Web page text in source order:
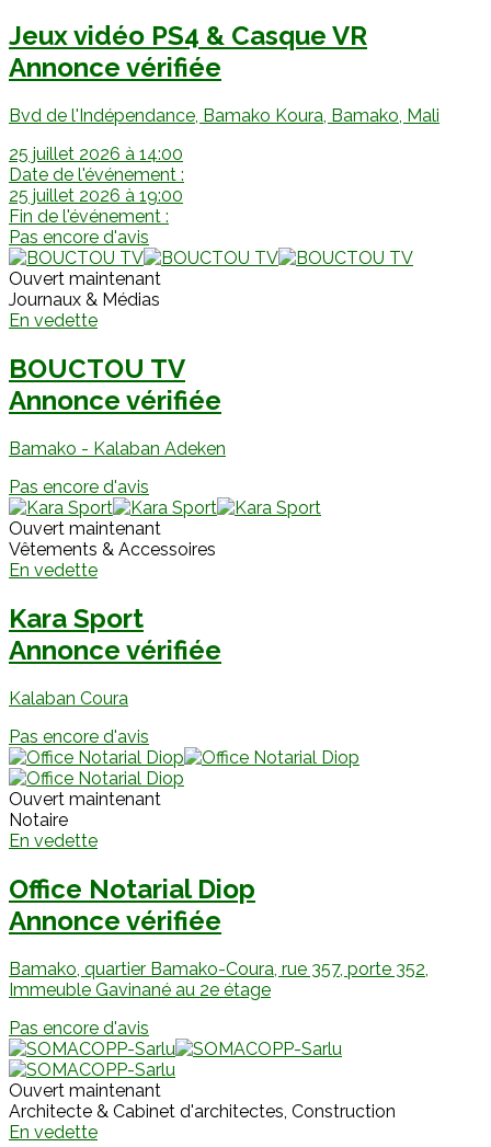
Jeux vidéo PS4 & Casque VR
Annonce vérifiée
Bvd de l'Indépendance, Bamako Koura, Bamako, Mali
25 juillet 2026 à 14:00
Date de l'événement :
25 juillet 2026 à 19:00
Fin de l'événement :
Pas encore d'avis
Ouvert maintenant
Journaux & Médias
En vedette
BOUCTOU TV
Annonce vérifiée
Bamako - Kalaban Adeken
Pas encore d'avis
Ouvert maintenant
Vêtements & Accessoires
En vedette
Kara Sport
Annonce vérifiée
Kalaban Coura
Pas encore d'avis
Ouvert maintenant
Notaire
En vedette
Office Notarial Diop
Annonce vérifiée
Bamako, quartier Bamako-Coura, rue 357, porte 352,
Immeuble Gavinané au 2e étage
Pas encore d'avis
Ouvert maintenant
Architecte & Cabinet d'architectes, Construction
En vedette